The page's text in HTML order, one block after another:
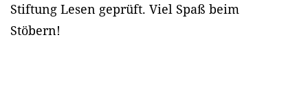
Stiftung Lesen geprüft. Viel Spaß beim
Stöbern!